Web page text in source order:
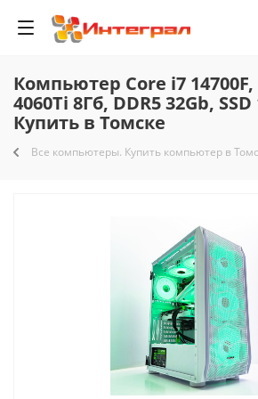
Компьютер Core i7 14700F,
4060Ti 8Гб, DDR5 32Gb, SSD
Купить в Томске
Все компьютеры. Купить компьютер в